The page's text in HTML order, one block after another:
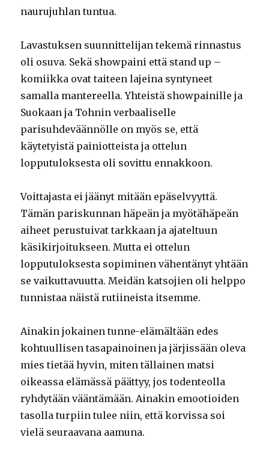
naurujuhlan tuntua.
Lavastuksen suunnittelijan tekemä rinnastus
oli osuva. Sekä showpaini että stand up –
komiikka ovat taiteen lajeina syntyneet
samalla mantereella. Yhteistä showpainille ja
Suokaan ja Tohnin verbaaliselle
parisuhdeväännölle on myös se, että
käytetyistä painiotteista ja ottelun
lopputuloksesta oli sovittu ennakkoon.
Voittajasta ei jäänyt mitään epäselvyyttä.
Tämän pariskunnan häpeän ja myötähäpeän
aiheet perustuivat tarkkaan ja ajateltuun
käsikirjoitukseen. Mutta ei ottelun
lopputuloksesta sopiminen vähentänyt yhtään
se vaikuttavuutta. Meidän katsojien oli helppo
tunnistaa näistä rutiineista itsemme.
Ainakin jokainen tunne-elämältään edes
kohtuullisen tasapainoinen ja järjissään oleva
mies tietää hyvin, miten tällainen matsi
oikeassa elämässä päättyy, jos todenteolla
ryhdytään vääntämään. Ainakin emootioiden
tasolla turpiin tulee niin, että korvissa soi
vielä seuraavana aamuna.